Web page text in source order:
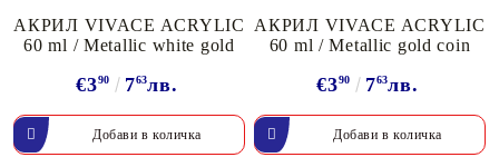
АКРИЛ VIVACE ACRYLIC
60 ml / Metallic white gold
€390 763лв.
АКРИЛ VIVACE ACRYLIC
60 ml / Metallic gold coin
€390 763лв.